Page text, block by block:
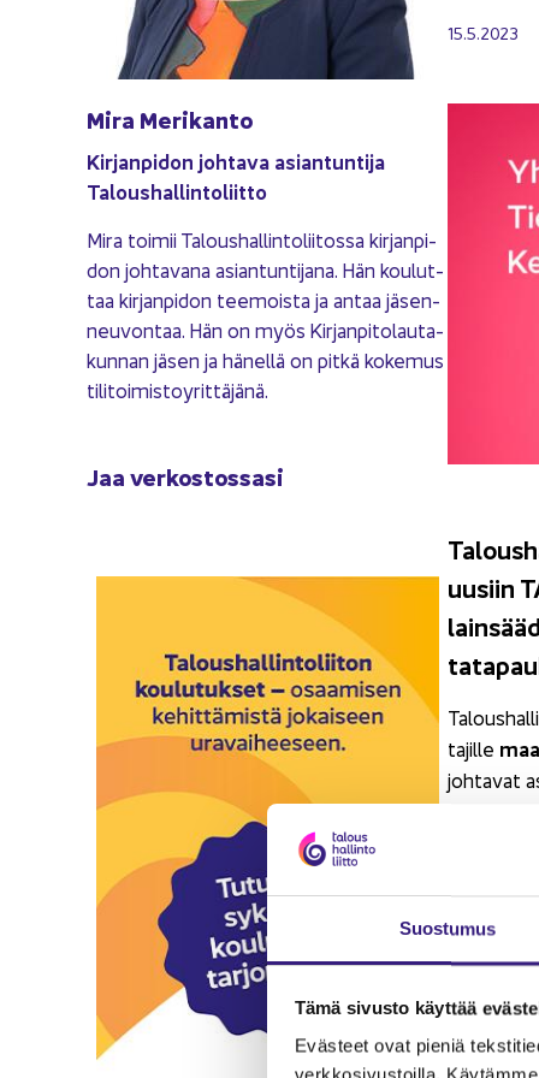
Suos­tu­mus
Tämä si­vus­to käyt­tää
Eväs­teet ovat pie­niä
Mira Me­ri­kan­to
Kir­jan­pi­don joh­ta­va asian­tun­ti­ja
Ta­lous­hal­lin­to­liit­to
Mira toi­mii Ta­lous­hal­lin­to­lii­tos­sa kir­jan­pi­
don joh­ta­va­na asian­tun­ti­ja­na. Hän kou­lut­
taa kir­jan­pi­don tee­mois­ta ja antaa jä­sen­
neu­von­taa. Hän on myös Kir­jan­pi­to­lau­ta­
kun­nan jäsen ja hä­nel­lä on pitkä ko­ke­mus
ti­li­toi­mis­to­y­rit­tä­jä­nä.
Jaa ver­kos­tos­sa­si
15.5.2023
uusiin
ta­jil­le
joh­ta­vat